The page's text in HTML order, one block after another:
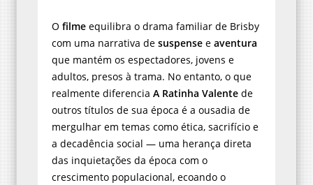
O filme equilibra o drama familiar de Brisby
com uma narrativa de suspense e aventura
que mantém os espectadores, jovens e
adultos, presos à trama. No entanto, o que
realmente diferencia A Ratinha Valente de
outros títulos de sua época é a ousadia de
mergulhar em temas como ética, sacrifício e
a decadência social — uma herança direta
das inquietações da época com o
crescimento populacional, ecoando o